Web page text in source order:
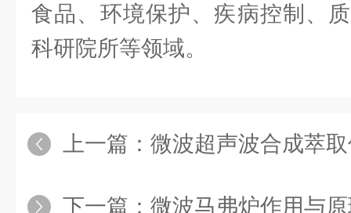
食品、环境保护、疾病控制、
科研院所等领域。
上一篇： 微波超声波合成萃
下一篇： 微波马弗炉作用与